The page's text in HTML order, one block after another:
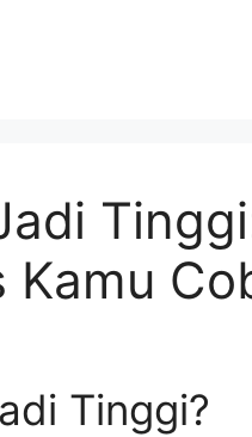
Kamu
Tinggi?